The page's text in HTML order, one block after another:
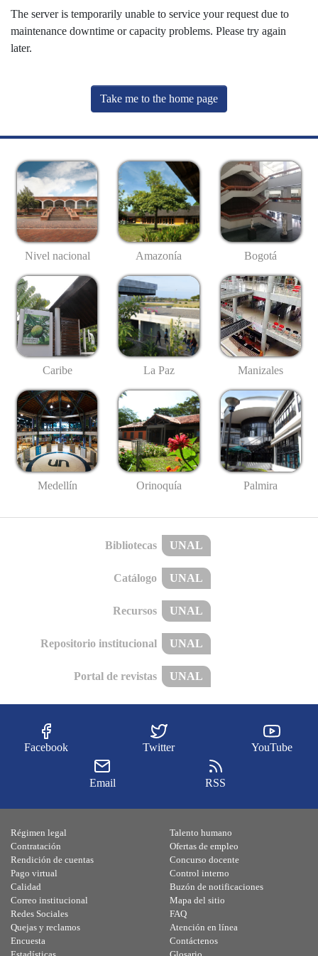
The server is temporarily unable to service your request due to
maintenance downtime or capacity problems. Please try again
later.
Take me to the home page
Nivel nacional Amazonía Bogotá
Caribe La Paz Manizales
Medellín Orinoquía Palmira
Bibliotecas UNAL
Catálogo UNAL
Recursos UNAL
Repositorio institucional UNAL
Portal de revistas UNAL
Facebook Twitter YouTube
Email RSS
Régimen legal
Contratación
Rendición de cuentas
Pago virtual
Calidad
Talento humano
Ofertas de empleo
Concurso docente
Control interno
Buzón de notificaciones
Correo institucional
Redes Sociales
Quejas y reclamos
Encuesta
Mapa del sitio
FAQ
Atención en línea
Contáctenos